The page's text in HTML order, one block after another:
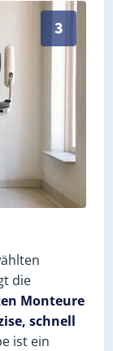
3
die
Monteure
schnell
ist ein